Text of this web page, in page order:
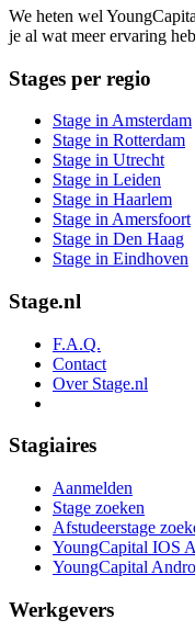
We heten wel
je al wat meer ervaring
Stages per regio
Stage in Amsterdam
Stage in Rotterdam
Stage in Utrecht
Stage in Leiden
Stage in Haarlem
Stage in Amersfoort
Stage in Den Haag
Stage in Eindhoven
Stage.nl
F.A.Q.
Contact
Over Stage.nl
Stagiaires
Aanmelden
Stage zoeken
Afstudeerstage
YoungCapital IOS
YoungCapital
Werkgevers